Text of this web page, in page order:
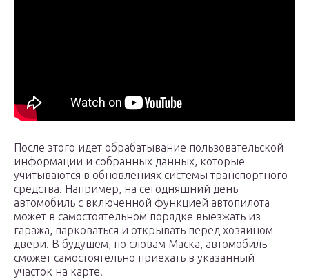
После этого идет обрабатывание пользовательской
информации и собранных данных, которые
учитываются в обновлениях системы транспортного
средства. Например, на сегодняшний день
автомобиль с включенной функцией автопилота
может в самостоятельном порядке выезжать из
гаража, парковаться и открывать перед хозяином
двери. В будущем, по словам Маска, автомобиль
сможет самостоятельно приехать в указанный
участок на карте.